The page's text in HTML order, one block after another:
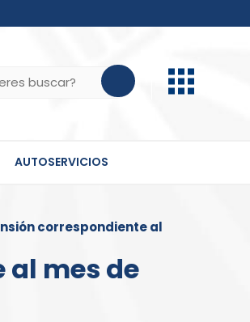
solo en este tipo de
AUTOSERVICIOS
correspondiente al
mes de